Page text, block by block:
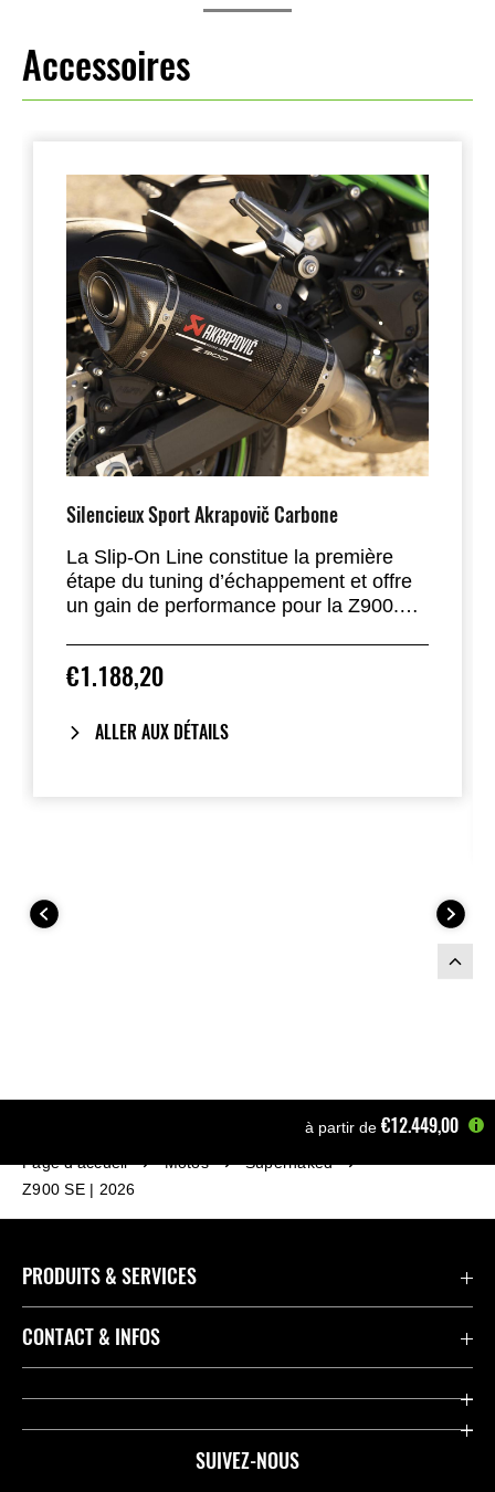
Accessoires
Silencieux Sport Akrapovič Carbone
La Slip-On Line constitue la première
étape du tuning d’échappement et offre
un gain de performance pour la Z900.
Fabriqué en titane léger de haute qualité
plus riche. Homologation EC/ECE. Pare-
€1.188,20
ALLER AUX DÉTAILS
à partir de €12.449,00
Page d'accueil Motos
Supernaked
Z900 SE | 2026
SUIVEZ-NOUS
PRODUITS & SERVICES
Accessoires & Pièces
Concessionnaires
CONTACT & INFOS
Contact